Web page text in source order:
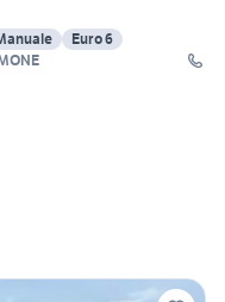
Euro 6